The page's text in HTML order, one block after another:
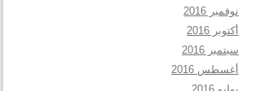
نوفمبر 2016
أكتوبر 2016
سبتمبر 2016
أغسطس 2016